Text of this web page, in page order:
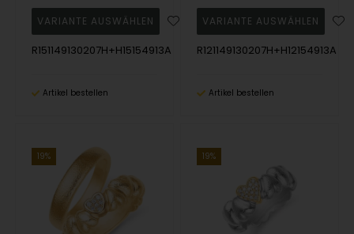
R151149130207H+H15154913A
Artikel bestellen
R121149130207H+H12154913A
Artikel bestellen
19% 19%